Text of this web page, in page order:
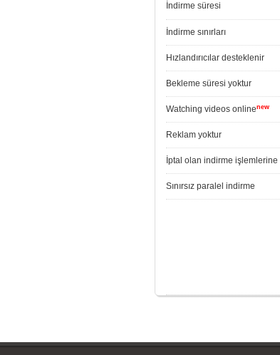
İndirme süresi
İndirme sınırları
Hızlandırıcılar desteklenir
Bekleme süresi yoktur
Watching videos onlinenew
Reklam yoktur
İptal olan indirme
Sınırsız paralel indirme